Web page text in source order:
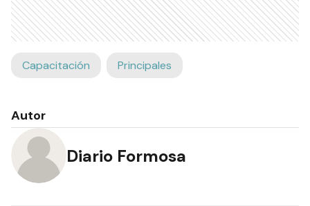
Capacitación Principales
Autor
Diario Formosa